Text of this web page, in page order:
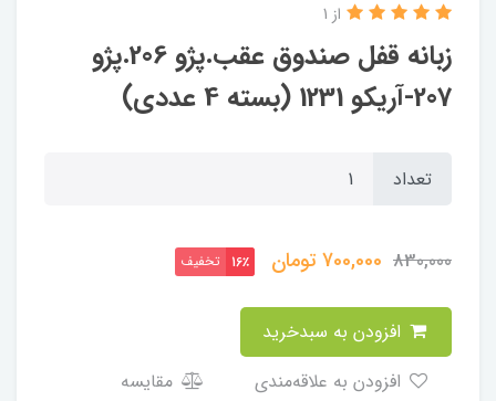
زبانه قفل صندوق عقب.پژو 206.پژو
207-آریکو 1231 (بسته 4 عددی)
از 1
تعداد
830,000
700,000تومان 16٪ تخفیف
مقایسه